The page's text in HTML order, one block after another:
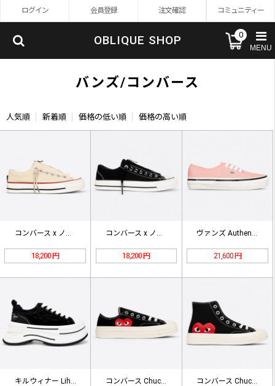
ログイン 会員登録 注文確認 コミュニティー
OBLIQUE SHOP 0
MENU
バンズ/コンバース
人気順 新着順 価格の低い順 価格の高い順
コンバース x ノンネイティブ Al…
18,200 円
コンバース x ノンネイティブ Al…
18,200 円
ヴァンズ Authentic 44 …
21,600 円
コンバース Chuck All St…